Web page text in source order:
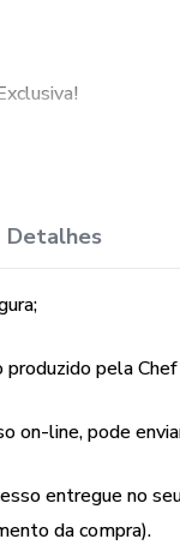
onde você pode:
que
faça
exclusivos,
Fique por dentro
Detalhes
pela Chef
on-line, pode
entregue no
da compra).